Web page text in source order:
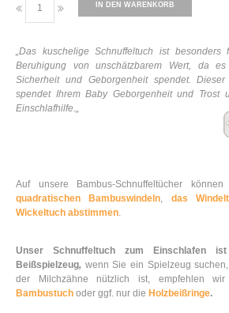
IN DEN WARENKORB
„Das kuschelige Schnuffeltuch ist
Beruhigung von unschätzbarem Wert, da
Sicherheit und Geborgenheit spendet.
spendet Ihrem Baby Geborgenheit und Trost
Einschlafhilfe.„
Auf unsere Bambus-Schnuffeltücher
quadratischen Bambuswindeln, das
Wickeltuch abstimmen.
Unser Schnuffeltuch zum Einschlafen
Beißspielzeug, wenn Sie ein Spielzeug
der Milchzähne nützlich ist, empfehlen
Bambustuch oder ggf. nur die Holzbeißringe.